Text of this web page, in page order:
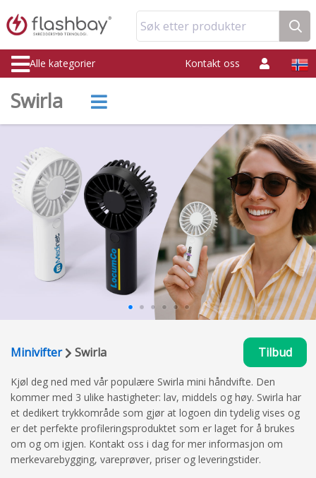
Søk etter produkter
Alle kategorier Kontakt oss
Swirla
Minivifter Swirla Tilbud
Kjøl deg ned med vår populære Swirla mini håndvifte. Den
kommer med 3 ulike hastigheter: lav, middels og høy. Swirla har
et dedikert trykkområde som gjør at logoen din tydelig vises og
er det perfekte profileringsproduktet som er laget for å brukes
om og om igjen. Kontakt oss i dag for mer informasjon om
merkevarebygging, vareprøver, priser og leveringstider.